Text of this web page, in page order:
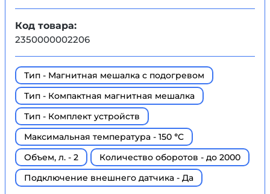
Код товара:
2350000002206
Тип - Магнитная мешалка с подогревом
Тип - Компактная магнитная мешалка
Тип - Комплект устройств
Максимальная температура - 150 °C
Объем, л. - 2
Количество оборотов - до 2000
Подключение внешнего датчика - Да